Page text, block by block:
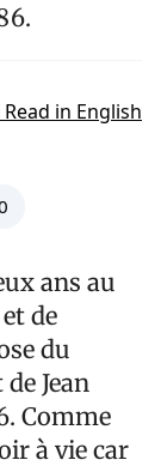
in English
ans au
de
du
Jean
Comme
à vie car